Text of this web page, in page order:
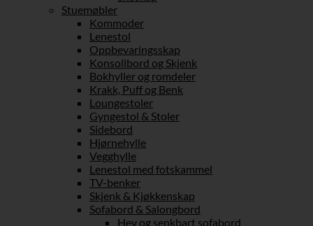
Stuemøbler
Kommoder
Lenestol
Oppbevaringsskap
Konsollbord og Skjenk
Bokhyller og romdeler
Krakk, Puff og Benk
Loungestoler
Gyngestol & Stoler
Sidebord
Hjørnehylle
Vegghylle
Lenestol med fotskammel
TV-benker
Skjenk & Kjøkkenskap
Sofabord & Salongbord
Hev og senkbart sofabord